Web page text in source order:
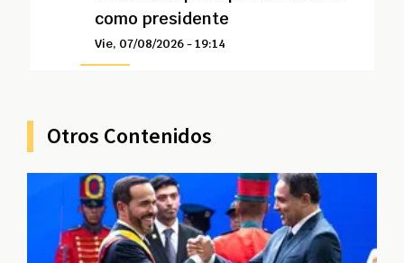
como presidente
Vie, 07/08/2026 - 19:14
Otros Contenidos